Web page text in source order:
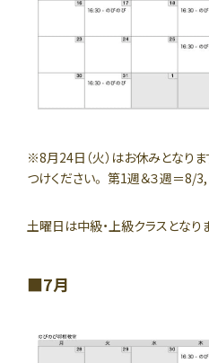
※8月24日（火）はお休みとなり
つけください。 第1週＆３週＝
土曜日は中級・上級クラスとなり
7月